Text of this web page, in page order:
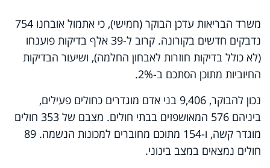
משרד הבריאות עדכן הבוקר (חמישי), כי אתמול אובחנו 754
נדבקים חדשים בקורונה. קרוב ל-39 אלף בדיקות פוענחו
(לא כולל בדיקות חוזרות לאבחון החלמה), ושיעור הבדיקות
החיוביות מתוכן הסתכם ב-2%.
נכון להבוקר, 9,406 בני אדם מוגדרים כחולים פעילים,
ביניהם 576 המאושפזים בבתי חולים. מצבם של 353 חולים
מוגדר קשה, ו-154 מתוכם מחוברים למכונות הנשמה. 89
חולים נמצאים במצב בינוני.